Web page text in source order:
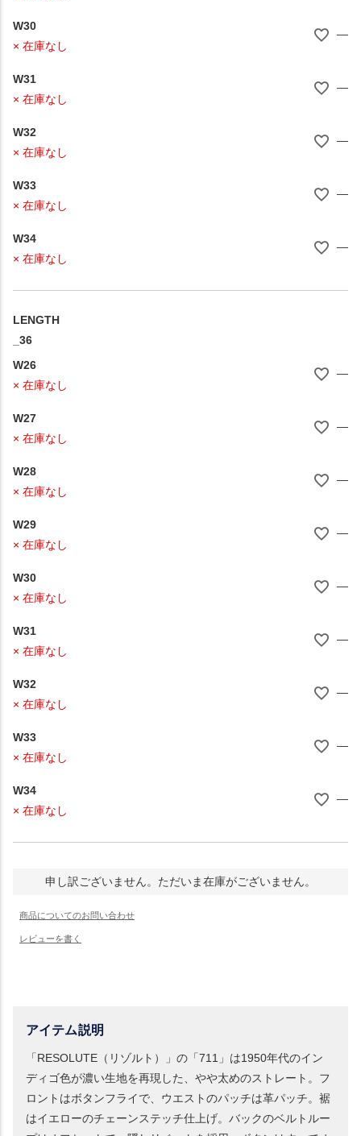
W30
× 在庫なし
—
W31
× 在庫なし
—
W32
× 在庫なし
—
W33
× 在庫なし
—
W34
× 在庫なし
—
LENGTH
_36
W26
× 在庫なし
—
W27
× 在庫なし
—
W28
× 在庫なし
—
W29
× 在庫なし
—
W30
× 在庫なし
—
W31
× 在庫なし
—
W32
× 在庫なし
—
W33
× 在庫なし
—
W34
× 在庫なし
—
申し訳ございません。ただいま在庫がございません。
アイテム説明
「RESOLUTE（リゾルト）」の「711」は1950年代のイン
ディゴ色が濃い生地を再現した、やや太めのストレート。フ
ロントはボタンフライで、ウエストのパッチは革パッチ。裾
はイエローのチェーンステッチ仕上げ。バックのベルトルー